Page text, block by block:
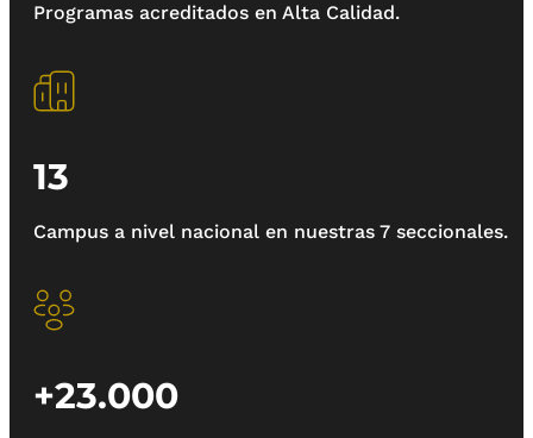
Programas acreditados en Alta Calidad.
13
Campus a nivel nacional en nuestras 7 seccionales.
+23.000